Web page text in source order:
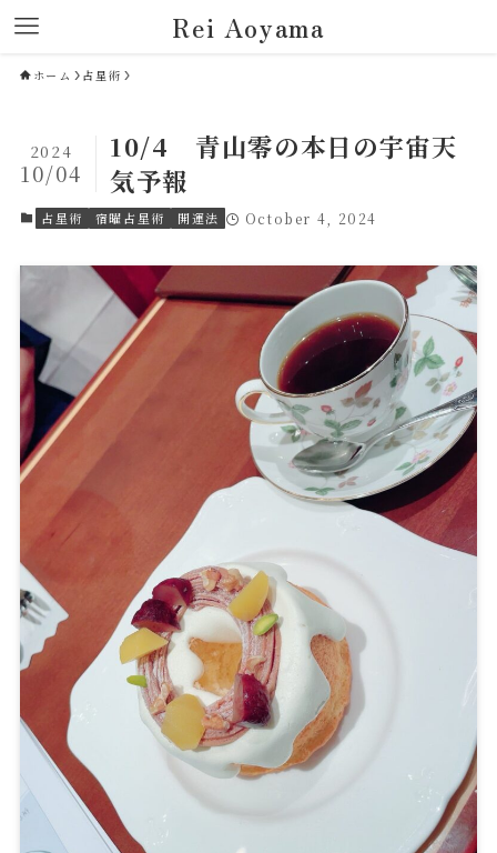
Rei Aoyama
ホーム 占星術
10/4 青山零の本日の宇宙天
気予報
2024
10/04
占星術 宿曜占星術 開運法 October 4, 2024